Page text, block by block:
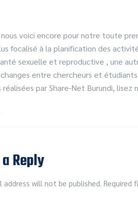
voici encore pour notre toute
focalisé à la planification des
sexuelle et reproductive , une
entre chercheurs et
par Share-Net Burundi, lisez
Reply
address will not be published. Required